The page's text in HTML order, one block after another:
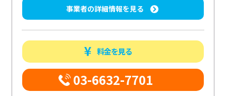
事業者の詳細情報を見る
料金を見る
03-6632-7701